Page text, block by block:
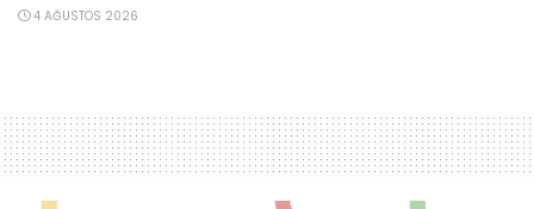
4 AĞUSTOS 2026